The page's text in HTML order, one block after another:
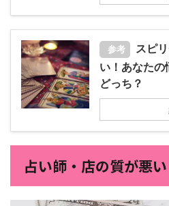
参考
スピ
い！あなたの
どっち？
占い師・店の質が悪い